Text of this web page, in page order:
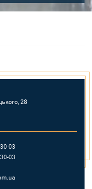
28
03
03